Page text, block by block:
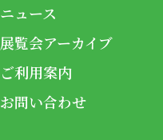
ニュース
展覧会アーカイブ
ご利用案内
お問い合わせ